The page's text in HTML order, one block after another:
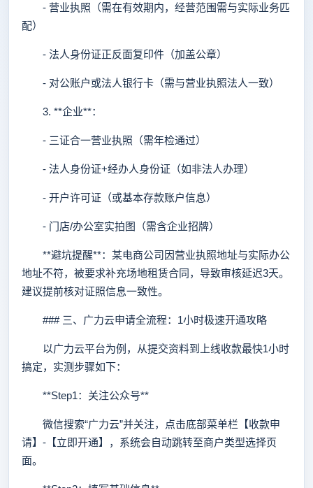
- 营业执照（需在有效期内，经营范围需与实际业务匹
配）
- 法人身份证正反面复印件（加盖公章）
- 对公账户或法人银行卡（需与营业执照法人一致）
3. **企业**：
- 三证合一营业执照（需年检通过）
- 法人身份证+经办人身份证（如非法人办理）
- 开户许可证（或基本存款账户信息）
- 门店/办公室实拍图（需含企业招牌）
**避坑提醒**：某电商公司因营业执照地址与实际办公
地址不符，被要求补充场地租赁合同，导致审核延迟3天。
建议提前核对证照信息一致性。
### 三、广力云申请全流程：1小时极速开通攻略
以广力云平台为例，从提交资料到上线收款最快1小时
搞定，实测步骤如下：
**Step1：关注公众号**
微信搜索“广力云”并关注，点击底部菜单栏【收款申
请】-【立即开通】，系统会自动跳转至商户类型选择页
面。